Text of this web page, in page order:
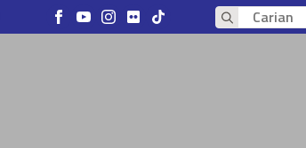
Search